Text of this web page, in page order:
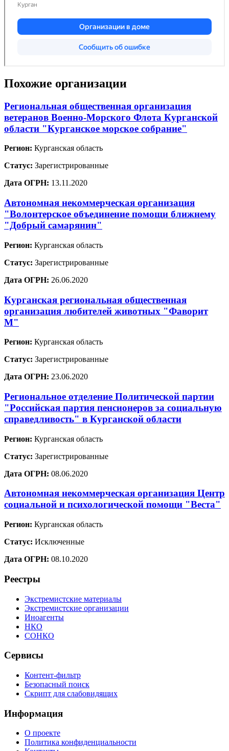
Похожие организации
Региональная общественная организация
ветеранов Военно-Морского Флота Курганской
области "Курганское морское собрание"
Регион: Курганская область
Статус: Зарегистрированные
Дата ОГРН: 13.11.2020
Автономная некоммерческая организация
"Волонтерское объединение помощи ближнему
"Добрый самарянин"
Регион: Курганская область
Статус: Зарегистрированные
Дата ОГРН: 26.06.2020
Курганская региональная общественная
организация любителей животных "Фаворит
М"
Регион: Курганская область
Статус: Зарегистрированные
Дата ОГРН: 23.06.2020
Региональное отделение Политической партии
"Российская партия пенсионеров за социальную
справедливость" в Курганской области
Регион: Курганская область
Статус: Зарегистрированные
Дата ОГРН: 08.06.2020
Автономная некоммерческая организация Центр
социальной и психологической помощи "Веста"
Регион: Курганская область
Статус: Исключенные
Дата ОГРН: 08.10.2020
Реестры
Экстремистские материалы
Экстремистские организации
Иноагенты
НКО
СОНКО
Сервисы
Контент-фильтр
Безопасный поиск
Скрипт для слабовидящих
Информация
О проекте
Политика конфиденциальности